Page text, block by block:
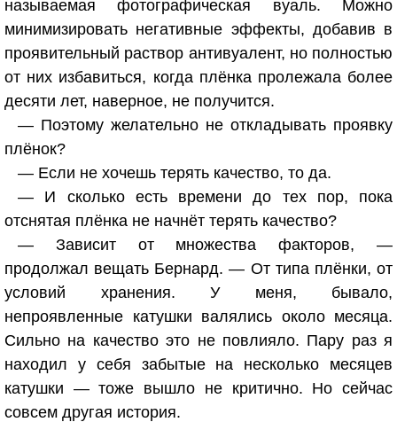
называемая фотографическая вуаль. Можно
минимизировать негативные эффекты, добавив в
проявительный раствор антивуалент, но полностью
от них избавиться, когда плёнка пролежала более
десяти лет, наверное, не получится.
— Поэтому желательно не откладывать проявку
плёнок?
— Если не хочешь терять качество, то да.
— И сколько есть времени до тех пор, пока
отснятая плёнка не начнёт терять качество?
— Зависит от множества факторов, —
продолжал вещать Бернард. — От типа плёнки, от
условий хранения. У меня, бывало,
непроявленные катушки валялись около месяца.
Сильно на качество это не повлияло. Пару раз я
находил у себя забытые на несколько месяцев
катушки — тоже вышло не критично. Но сейчас
совсем другая история.